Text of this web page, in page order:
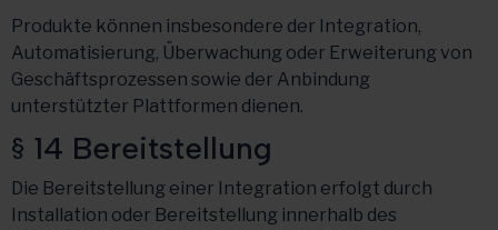
Produkte können insbesondere der Integration,
Automatisierung, Überwachung oder Erweiterung von
Geschäftsprozessen sowie der Anbindung
unterstützter Plattformen dienen.
§ 14 Bereitstellung
Die Bereitstellung einer Integration erfolgt durch
Installation oder Bereitstellung innerhalb des